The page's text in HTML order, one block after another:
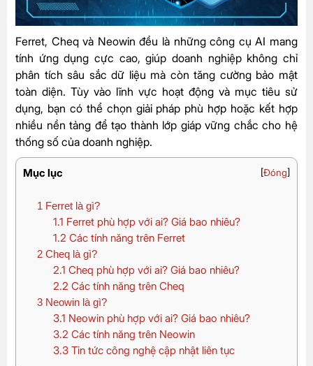
Ferret, Cheq và Neowin đều là những công cụ AI mang
tính ứng dụng cực cao, giúp doanh nghiệp không chỉ
phân tích sâu sắc dữ liệu mà còn tăng cường bảo mật
toàn diện. Tùy vào lĩnh vực hoạt động và mục tiêu sử
dụng, bạn có thể chọn giải pháp phù hợp hoặc kết hợp
nhiều nền tảng để tạo thành lớp giáp vững chắc cho hệ
thống số của doanh nghiệp.
Mục lục [Đóng]
1 Ferret là gì?
1.1 Ferret phù hợp với ai? Giá bao nhiêu?
1.2 Các tính năng trên Ferret
2 Cheq là gì?
2.1 Cheq phù hợp với ai? Giá bao nhiêu?
2.2 Các tính năng trên Cheq
3 Neowin là gì?
3.1 Neowin phù hợp với ai? Giá bao nhiêu?
3.2 Các tính năng trên Neowin
3.3Tin tức công nghệ cập nhật liên tục